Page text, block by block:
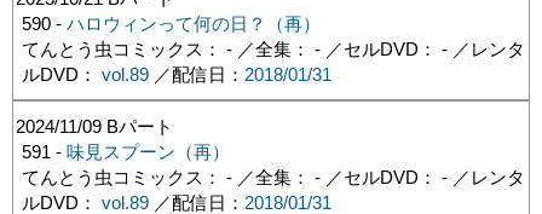
590 - ハロウィンって何の日？（再）
てんとう虫コミックス： - ／全集： - ／セルDVD： - ／レンタ
ルDVD： vol.89／配信日： 2018/01/31
2024/11/09 Bパート
591 - 味見スプーン（再）
てんとう虫コミックス： - ／全集： - ／セルDVD： - ／レンタ
ルDVD： vol.89／配信日： 2018/01/31